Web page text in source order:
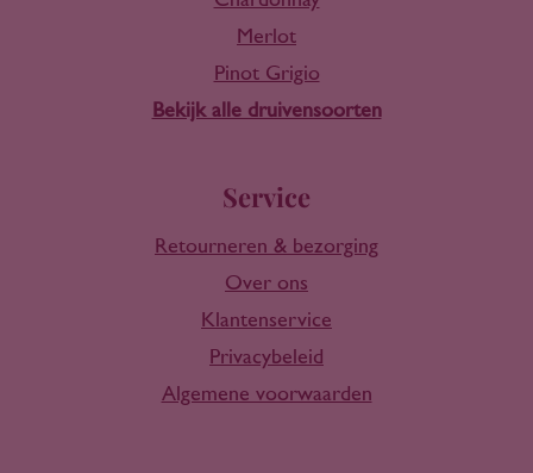
Merlot
Pinot Grigio
Bekijk alle druivensoorten
Service
Retourneren & bezorging
Over ons
Klantenservice
Privacybeleid
Algemene voorwaarden